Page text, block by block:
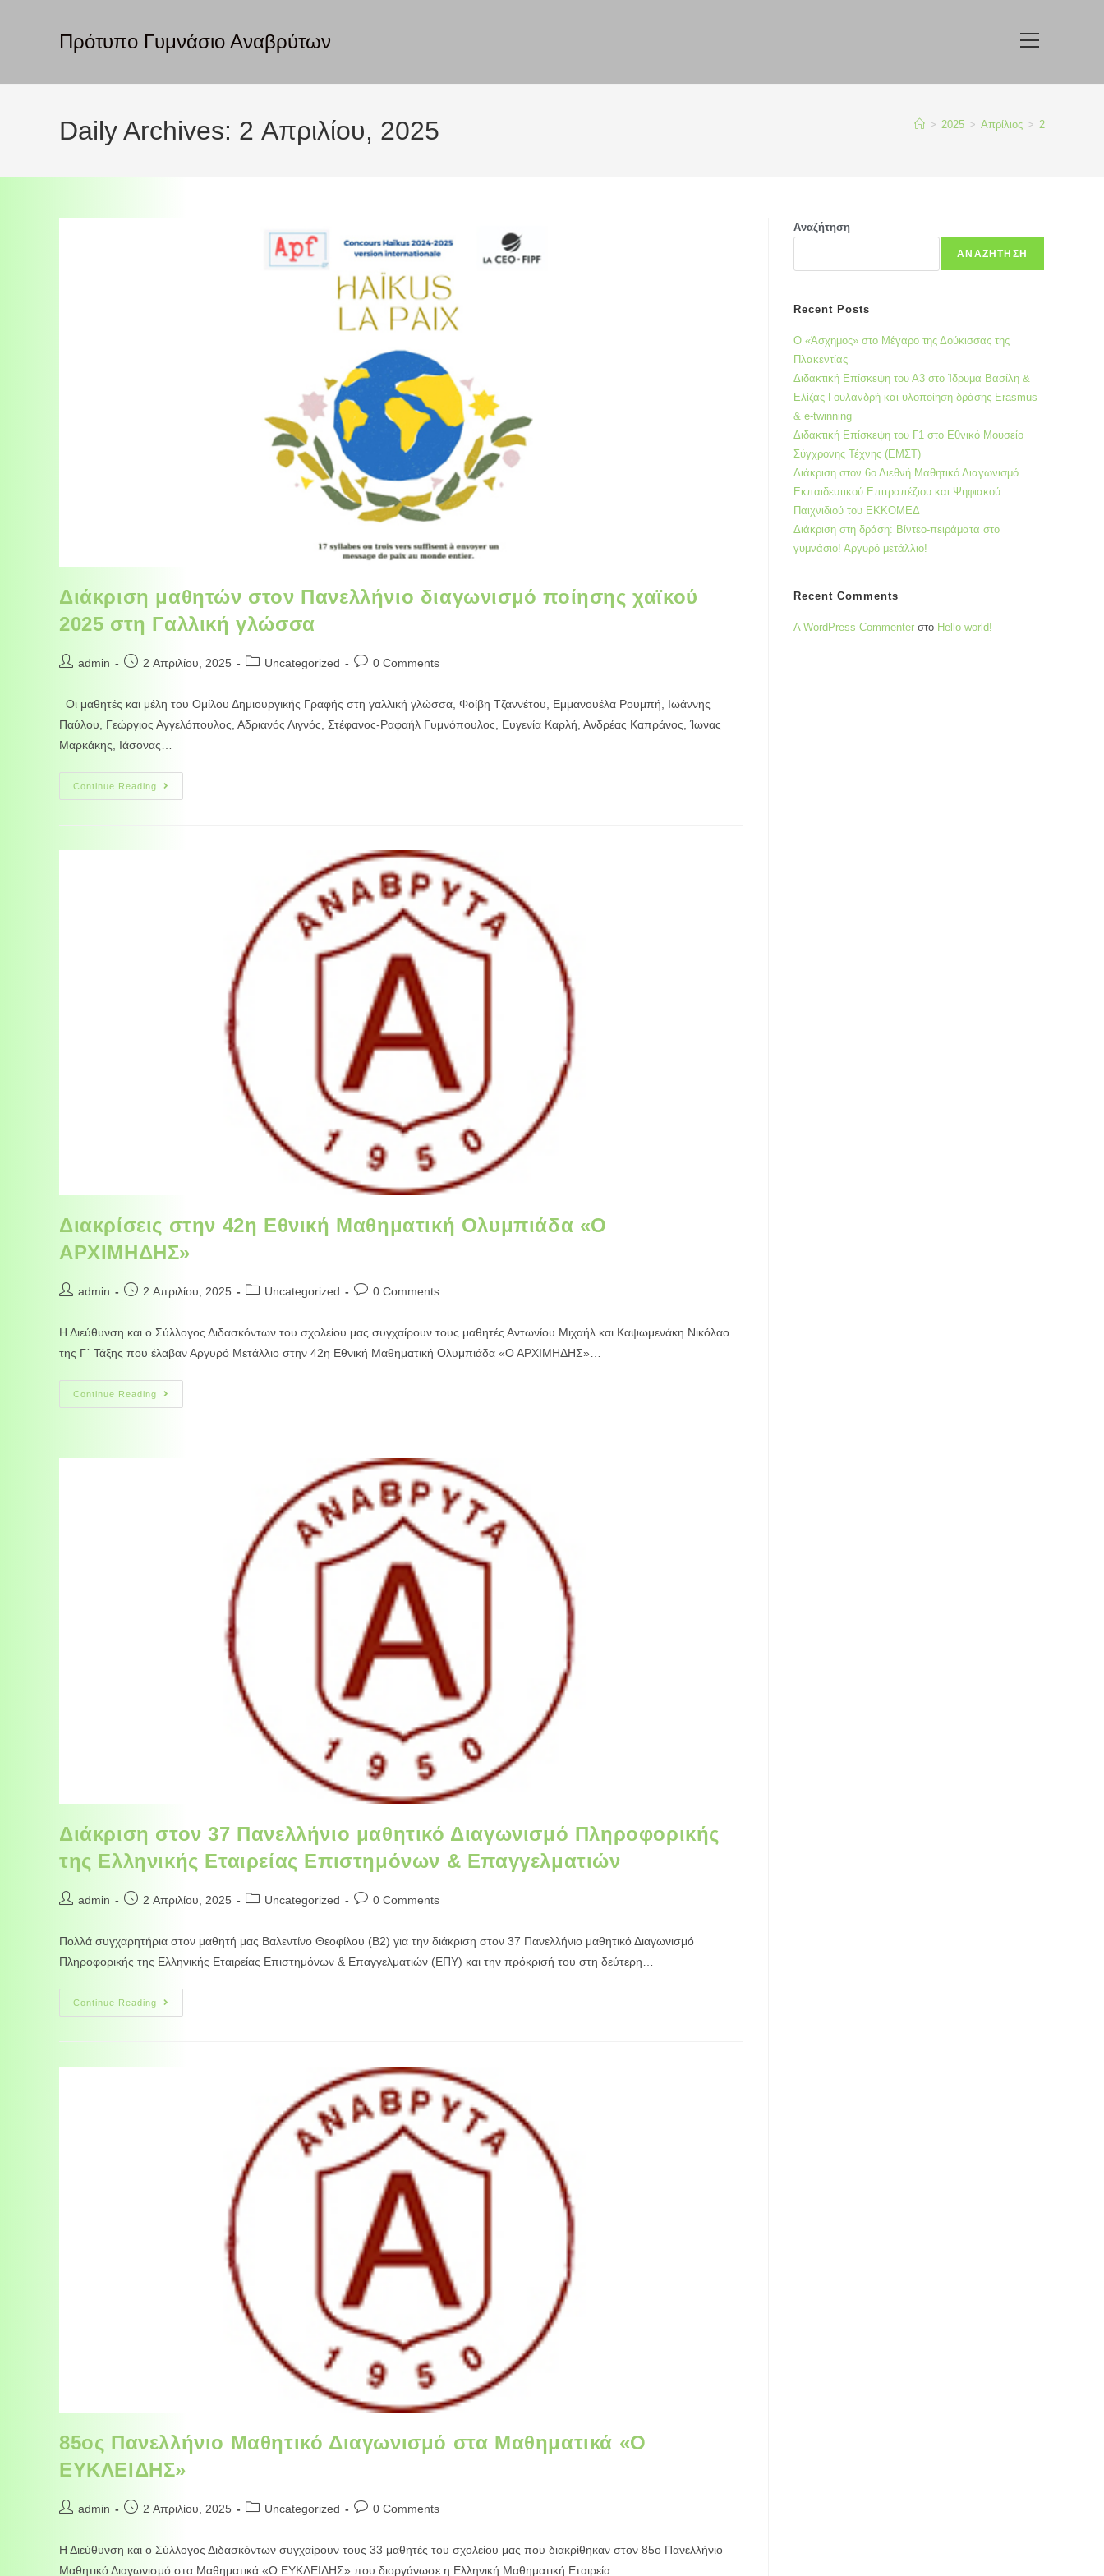
Πρότυπο Γυμνάσιο Αναβρύτων
Daily Archives: 2 Απριλίου, 2025 > 2025 > Απρίλιος > 2
Διάκριση μαθητών στον Πανελλήνιο διαγωνισμό ποίησης χαϊκού
2025 στη Γαλλική γλώσσα
admin 2 Απριλίου, 2025 Uncategorized 0 Comments
Οι μαθητές και μέλη του Ομίλου Δημιουργικής Γραφής στη γαλλική γλώσσα, Φοίβη Τζαννέτου, Εμμανουέλα Ρουμπή, Ιωάννης
Παύλου, Γεώργιος Αγγελόπουλος, Αδριανός Λιγνός, Στέφανος-Ραφαήλ Γυμνόπουλος, Ευγενία Καρλή, Ανδρέας Καπράνος, Ίωνας
Μαρκάκης, Ιάσονας…
Continue Reading
Διακρίσεις στην 42η Εθνική Μαθηματική Ολυμπιάδα «Ο
ΑΡΧΙΜΗΔΗΣ»
admin 2 Απριλίου, 2025 Uncategorized 0 Comments
Η Διεύθυνση και ο Σύλλογος Διδασκόντων του σχολείου μας συγχαίρουν τους μαθητές Αντωνίου Μιχαήλ και Καψωμενάκη Νικόλαο
της Γ΄ Τάξης που έλαβαν Αργυρό Μετάλλιο στην 42η Εθνική Μαθηματική Ολυμπιάδα «Ο ΑΡΧΙΜΗΔΗΣ»…
Continue Reading
Διάκριση στον 37 Πανελλήνιο μαθητικό Διαγωνισμό Πληροφορικής
της Ελληνικής Εταιρείας Επιστημόνων & Επαγγελματιών
admin 2 Απριλίου, 2025 Uncategorized 0 Comments
Πολλά συγχαρητήρια στον μαθητή μας Βαλεντίνο Θεοφίλου (Β2) για την διάκριση στον 37 Πανελλήνιο μαθητικό Διαγωνισμό
Πληροφορικής της Ελληνικής Εταιρείας Επιστημόνων & Επαγγελματιών (ΕΠΥ) και την πρόκρισή του στη δεύτερη…
Continue Reading
85ος Πανελλήνιο Μαθητικό Διαγωνισμό στα Μαθηματικά «Ο
ΕΥΚΛΕΙΔΗΣ»
admin 2 Απριλίου, 2025 Uncategorized 0 Comments
Η Διεύθυνση και ο Σύλλογος Διδασκόντων συγχαίρουν τους 33 μαθητές του σχολείου μας που διακρίθηκαν στον 85ο Πανελλήνιο
Μαθητικό Διαγωνισμό στα Μαθηματικά «Ο ΕΥΚΛΕΙΔΗΣ» που διοργάνωσε η Ελληνική Μαθηματική Εταιρεία.…
Αναζήτηση
ΑΝΑΖΉΤΗΣΗ
Recent Posts
Ο «Άσχημος» στο Μέγαρο της Δούκισσας της
Πλακεντίας
Διδακτική Επίσκεψη του Α3 στο Ίδρυμα Βασίλη &
Ελίζας Γουλανδρή και υλοποίηση δράσης Erasmus
& e-twinning
Διδακτική Επίσκεψη του Γ1 στο Εθνικό Μουσείο
Σύγχρονης Τέχνης (ΕΜΣΤ)
Διάκριση στον 6ο Διεθνή Μαθητικό Διαγωνισμό
Εκπαιδευτικού Επιτραπέζιου και Ψηφιακού
Παιχνιδιού του ΕΚΚΟΜΕΔ
Διάκριση στη δράση: Βίντεο-πειράματα στο
γυμνάσιο! Αργυρό μετάλλιο!
Recent Comments
A WordPress Commenter στο Hello world!